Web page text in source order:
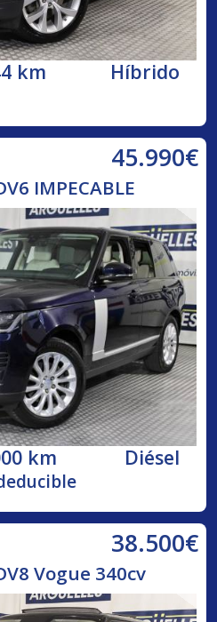
km Híbrido
45.990€
IMPECABLE
km Diésel
38.500€
Vogue 340cv